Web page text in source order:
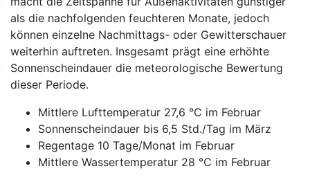
als die nachfolgenden feuchteren Monate, jedoch
können einzelne Nachmittags- oder Gewitterschauer
weiterhin auftreten. Insgesamt prägt eine erhöhte
Sonnenscheindauer die meteorologische Bewertung
dieser Periode.
Mittlere Lufttemperatur 27,6 °C im Februar
Sonnenscheindauer bis 6,5 Std./Tag im März
Regentage 10 Tage/Monat im Februar
Mittlere Wassertemperatur 28 °C im Februar